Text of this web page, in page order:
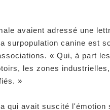
avaient adressé une
surpopulation canine est
« Qui, à part
les zones
»
qui avait suscité